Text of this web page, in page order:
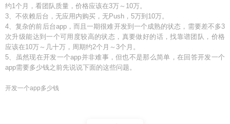
约1个月，看团队质量，价格应该在3万～10万。
3、不依赖后台，无应用内购买，无Push，5万到10万。
4、复杂的前后台app，而且一期很难开发到一个成熟的状态，需要差不多3
次升级能达到一个可用度较高的状态，真要做好的话，找靠谱团队，价格
应该在10万～几十万，周期约2个月～3个月。
5、虽然现在开发一个app并非难事，但也不是那么简单，在回答开发一个
app需要多少钱之前先说说下面的这些问题。
开发一个app多少钱